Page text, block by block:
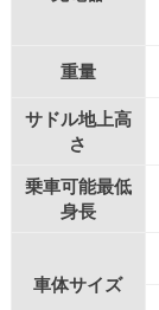
重量
サドル地上高
さ
乗車可能最低
身長
車体サイズ